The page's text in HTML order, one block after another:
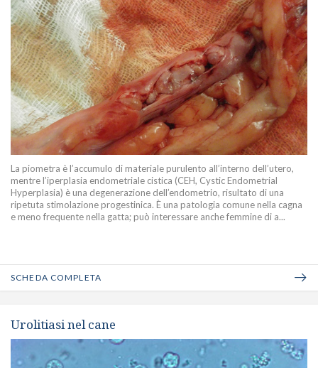
La piometra è l’accumulo di materiale purulento all’interno dell’utero,
mentre l’iperplasia endometriale cistica (CEH, Cystic Endometrial
Hyperplasia) è una degenerazione dell’endometrio, risultato di una
ripetuta stimolazione progestinica. È una patologia comune nella cagna
e meno frequente nella gatta; può interessare anche femmine di a...
SCHEDA COMPLETA
Urolitiasi nel cane